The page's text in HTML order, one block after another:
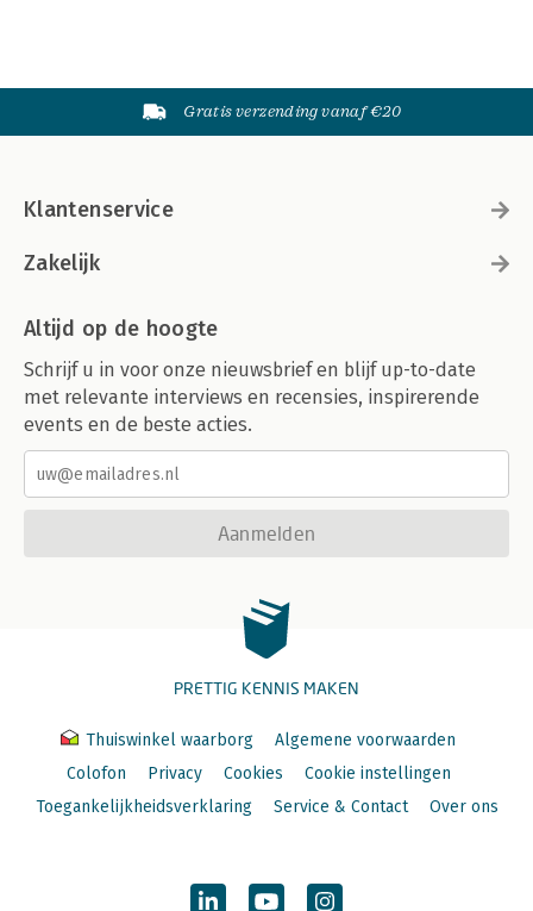
Gratis verzending vanaf €20
Klantenservice
Zakelijk
Altijd op de hoogte
Schrijf u in voor onze nieuwsbrief en blijf up-to-date
met relevante interviews en recensies, inspirerende
events en de beste acties.
Aanmelden
PRETTIG KENNIS MAKEN
Thuiswinkel waarborg
Algemene voorwaarden
Colofon
Privacy Cookies
Cookie instellingen
Toegankelijkheidsverklaring
Service & Contact Over ons